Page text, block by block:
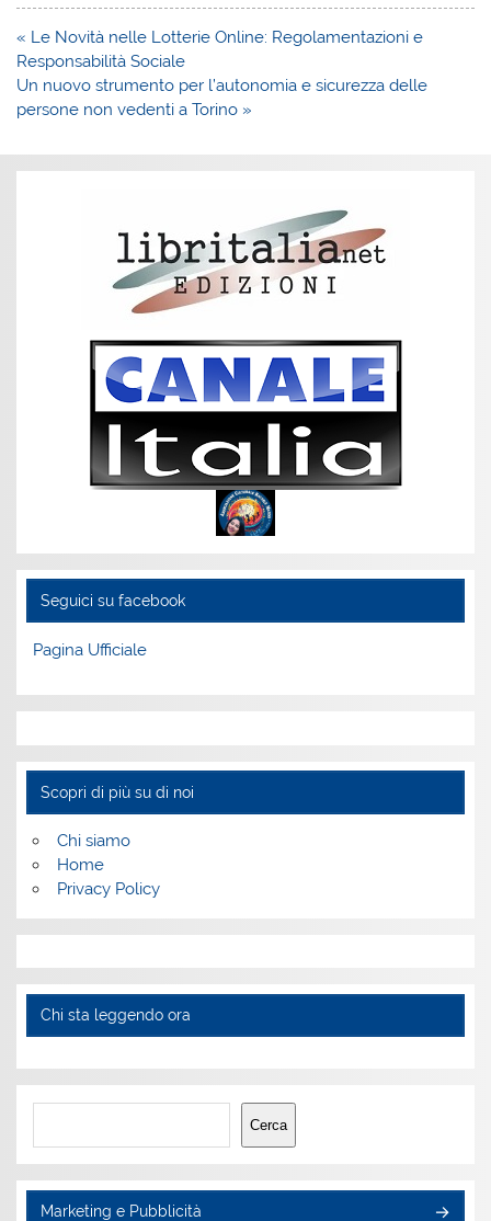
Navigazione
articoli
« Le Novità nelle Lotterie Online: Regolamentazioni e
Responsabilità Sociale
Un nuovo strumento per l’autonomia e sicurezza delle
persone non vedenti a Torino »
Seguici su facebook
Pagina Ufficiale
Scopri di più su di noi
Chi siamo
Home
Privacy Policy
Chi sta leggendo ora
Cerca
Cerca
Marketing e Pubblicità